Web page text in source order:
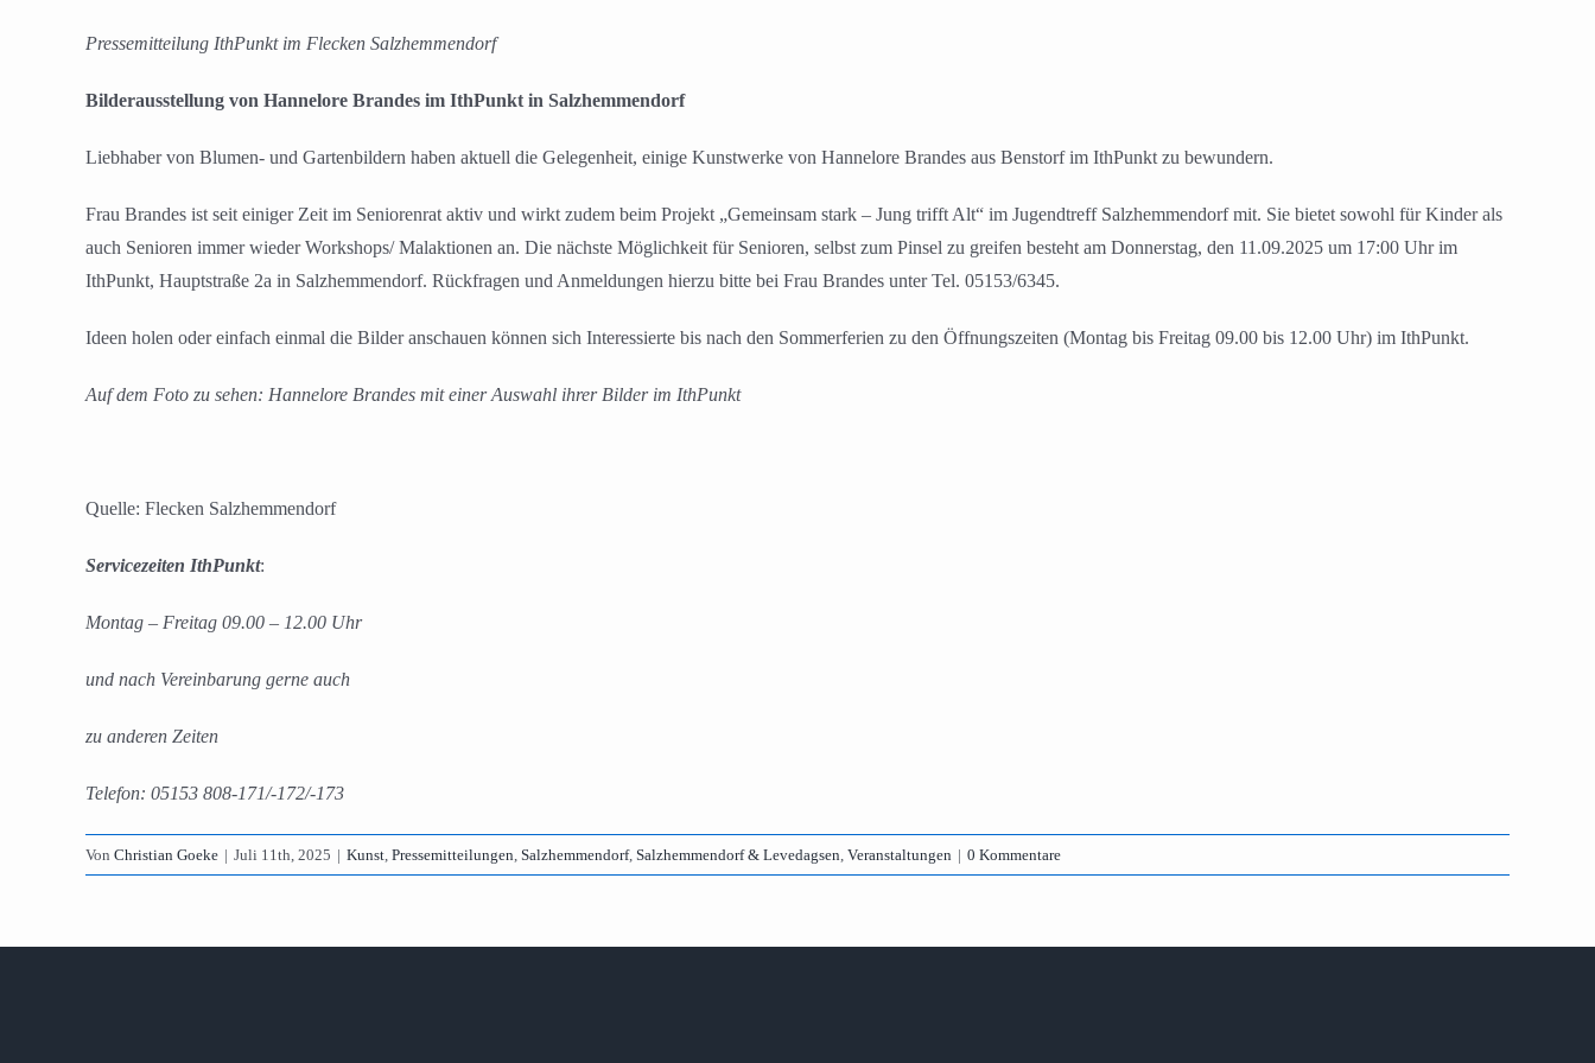
grösseres
Pressemitteilung IthPunkt im Flecken Salzhemmendorf
Bilderausstellung von Hannelore Brandes im IthPunkt in Salzhemmendorf
Liebhaber von Blumen- und Gartenbildern haben aktuell die Gelegenheit, einige Kunstwerke von Hannelore Brandes aus Benstorf im IthPunkt zu bewundern.
Frau Brandes ist seit einiger Zeit im Seniorenrat aktiv und wirkt zudem beim Projekt „Gemeinsam stark – Jung trifft Alt“ im Jugendtreff Salzhemmendorf mit. Sie bietet sowohl für Kinder als
auch Senioren immer wieder Workshops/ Malaktionen an. Die nächste Möglichkeit für Senioren, selbst zum Pinsel zu greifen besteht am Donnerstag, den 11.09.2025 um 17:00 Uhr im
IthPunkt, Hauptstraße 2a in Salzhemmendorf. Rückfragen und Anmeldungen hierzu bitte bei Frau Brandes unter Tel. 05153/6345.
Ideen holen oder einfach einmal die Bilder anschauen können sich Interessierte bis nach den Sommerferien zu den Öffnungszeiten (Montag bis Freitag 09.00 bis 12.00 Uhr) im IthPunkt.
Auf dem Foto zu sehen: Hannelore Brandes mit einer Auswahl ihrer Bilder im IthPunkt
Quelle: Flecken Salzhemmendorf
Servicezeiten IthPunkt:
Montag – Freitag 09.00 – 12.00 Uhr
und nach Vereinbarung gerne auch
zu anderen Zeiten
Telefon: 05153 808-171/-172/-173
Von Christian Goeke | Juli 11th, 2025 | Kunst, Pressemitteilungen, Salzhemmendorf, Salzhemmendorf & Levedagsen, Veranstaltungen | 0 Kommentare